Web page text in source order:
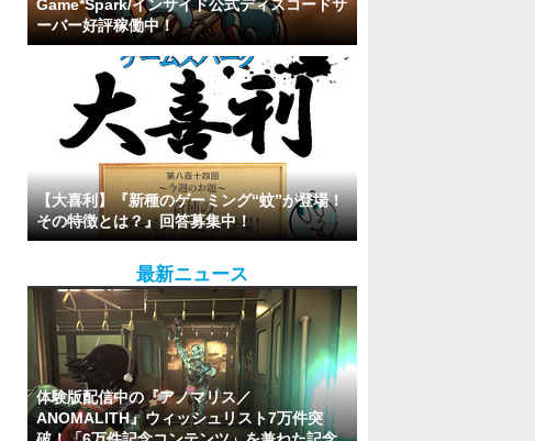
Game*Spark/インサイド公式ディスコードサ
ーバー好評稼働中！
【大喜利】『新種のゲーミング“蚊”が登場！
その特徴とは？』回答募集中！
最新ニュース
体験版配信中の『アノマリス／
ANOMALITH』ウィッシュリスト7万件突